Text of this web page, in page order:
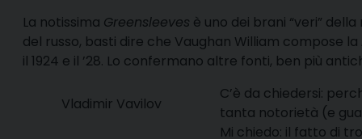
La notissima Greensleeves è uno dei brani “veri”
del russo, basti dire che Vaughan William compose la
il 1924 e il ’28. Lo confermano altre fonti, ben più
Vladimir Vavilov
C’è da chiedersi:
tanta notorietà (e
Mi chiedo: il fatto di